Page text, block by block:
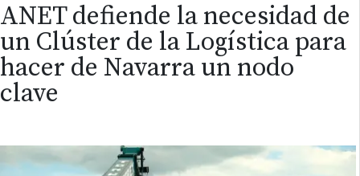
ANET defiende la necesidad de
un Clúster de la Logística para
hacer de Navarra un nodo
clave